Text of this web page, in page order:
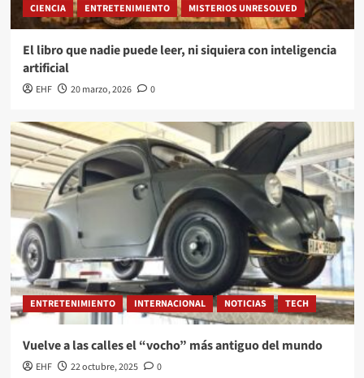
CIENCIA ENTRETENIMIENTO MISTERIOS UNRESOLVED
El libro que nadie puede leer, ni siquiera con inteligencia
artificial
EHF 20 marzo, 2026 0
ENTRETENIMIENTO INTERNACIONAL NOTICIAS TECH
Vuelve a las calles el “vocho” más antiguo del mundo
EHF 22 octubre, 2025 0